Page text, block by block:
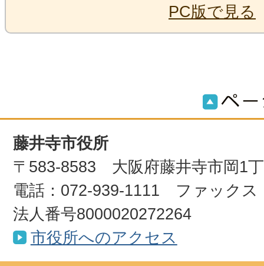
PC版で見る
藤井寺市役所
〒583-8583 大阪府藤井寺市岡1
電話：072-939-1111 ファックス
法人番号8000020272264
市役所へのアクセス